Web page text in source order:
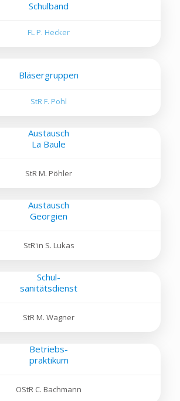
Schulband
FL P. Hecker
Bläsergruppen
StR F. Pohl
Austausch
La Baule
StR M. Pöhler
Austausch
Georgien
StR'in S. Lukas
Schul-
sanitätsdienst
StR M. Wagner
Betriebs-
praktikum
OStR C. Bachmann